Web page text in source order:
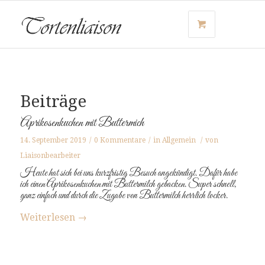
Beiträge
Aprikosenkuchen mit Buttermich
14. September 2019 / 0 Kommentare / in Allgemein / von
Liaisonbearbeiter
Heute hat sich bei uns kurzfristig Besuch angekündigt. Dafür habe
ich einen Aprikosenkuchen mit Buttermilch gebacken. Super schnell,
ganz einfach und durch die Zugabe von Buttermilch herrlich locker.
Weiterlesen →